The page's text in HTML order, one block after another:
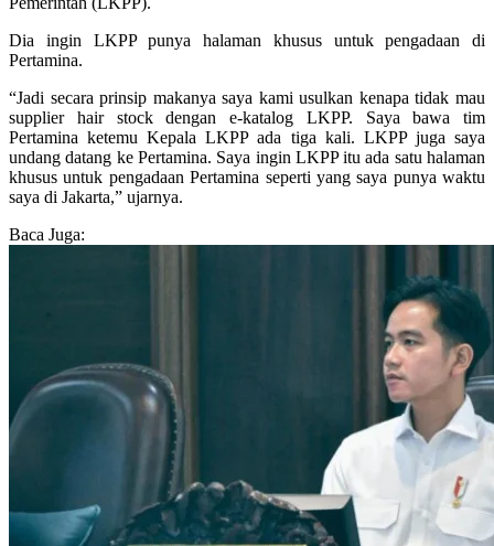
Dia ingin LKPP punya halaman khusus untuk pengadaan di
Pertamina.
“Jadi secara prinsip makanya saya kami usulkan kenapa tidak mau
supplier hair stock dengan e-katalog LKPP. Saya bawa tim
Pertamina ketemu Kepala LKPP ada tiga kali. LKPP juga saya
undang datang ke Pertamina. Saya ingin LKPP itu ada satu halaman
khusus untuk pengadaan Pertamina seperti yang saya punya waktu
saya di Jakarta,” ujarnya.
Baca Juga: